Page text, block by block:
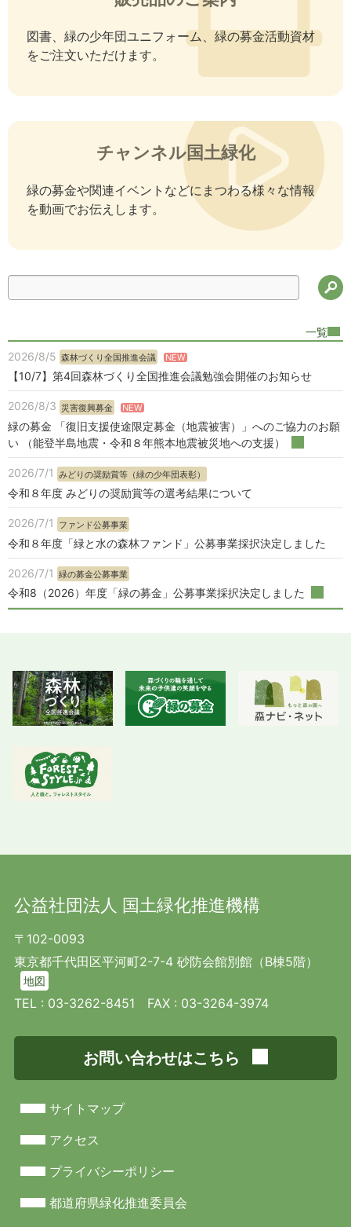
図書、緑の少年団ユニフォーム、緑の募金活動資材
をご注文いただけます。
チャンネル国土緑化
緑の募金や関連イベントなどにまつわる様々な情報
を動画でお伝えします。
検
一覧
2026/8/5 森林づくり全国推進会議 NEW
【10/7】第4回森林づくり全国推進会議勉強会開催のお知らせ
2026/8/3 災害復興募金 NEW
緑の募金 「復旧支援使途限定募金（地震被害）」へのご協力のお願
い （能登半島地震・令和８年熊本地震被災地への支援）
2026/7/1 みどりの奨励賞等（緑の少年団表彰）
令和８年度 みどりの奨励賞等の選考結果について
2026/7/1 ファンド公募事業
令和８年度「緑と水の森林ファンド」公募事業採択決定しました
2026/7/1 緑の募金公募事業
令和8（2026）年度「緑の募金」公募事業採択決定しました
公益社団法人 国土緑化推進機構
〒102-0093
東京都千代田区平河町2-7-4 砂防会館別館（B棟5階）
地図
TEL : 03-3262-8451 FAX : 03-3264-3974
お問い合わせはこちら
サイトマップ
アクセス
プライバシーポリシー
都道府県緑化推進委員会